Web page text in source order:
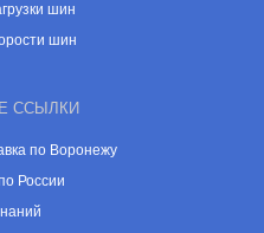
шин
шин
ССЫЛКИ
по Воронежу
России